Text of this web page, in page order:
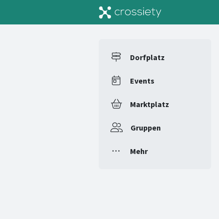
Dorfplatz
Events
Marktplatz
Gruppen
Mehr